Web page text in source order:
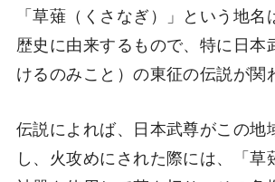
「草薙（くさなぎ）」という地名
歴史に由来するもので、特に日本
けるのみこと）の東征の伝説が関
伝説によれば、日本武尊がこの地
し、火攻めにされた際には、「草